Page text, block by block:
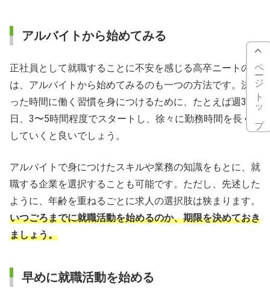
アルバイトから始めてみる
正社員として就職することに不安を感じる高卒ニートの方
は、アルバイトから始めてみるのも一つの方法です。決ま
った時間に働く習慣を身につけるために、たとえば週3
日、3〜5時間程度でスタートし、徐々に勤務時間を長く
していくと良いでしょう。
アルバイトで身につけたスキルや業務の知識をもとに、就
職する企業を選択することも可能です。ただし、先述した
ように、年齢を重ねるごとに求人の選択肢は狭まります。
いつごろまでに就職活動を始めるのか、期限を決めておき
ましょう。
早めに就職活動を始める
ページトップ